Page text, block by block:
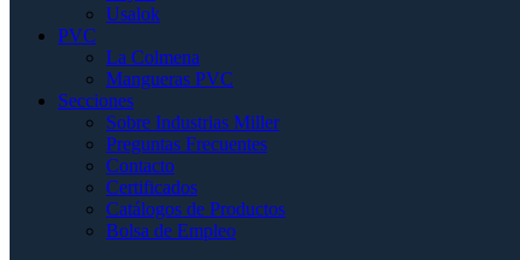
Usalok
PVC
La Colmena
Mangueras PVC
Secciones
Sobre Industrias Miller
Preguntas Frecuentes
Contacto
Certificados
Catálogos de Productos
Bolsa de Empleo